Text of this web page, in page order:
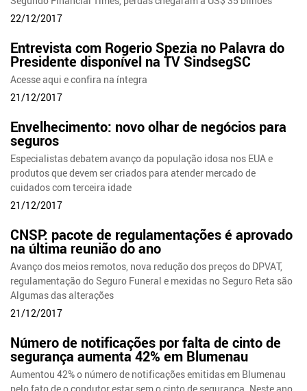
22/12/2017
Entrevista com Rogerio Spezia no Palavra do
Presidente disponível na TV SindsegSC
Acesse aqui e confira na íntegra
21/12/2017
Envelhecimento: novo olhar de negócios para
seguros
Especialistas debatem avanço da população idosa nos EUA e
produtos que devem ser criados para atender mercado de
cuidados com terceira idade
21/12/2017
CNSP: pacote de regulamentações é aprovado
na última reunião do ano
Avanço dos meios remotos, nova redução dos preços do DPVAT,
regulamentação do Seguro Funeral e mexidas no Seguro Reta são
Algumas das alterações
21/12/2017
Número de notificações por falta de cinto de
segurança aumenta 42% em Blumenau
Aumentou 42% o número de notificações emitidas em Blumenau